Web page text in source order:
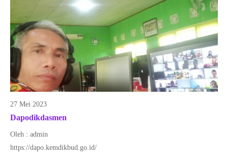
27 Mei 2023
Dapodikdasmen
Oleh : admin
https://dapo.kemdikbud.go.id/